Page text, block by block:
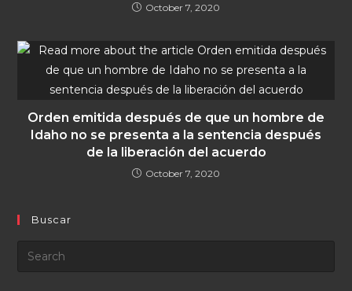
October 7, 2020
Orden emitida después de que un hombre de
Idaho no se presenta a la sentencia después
de la liberación del acuerdo
October 7, 2020
Buscar